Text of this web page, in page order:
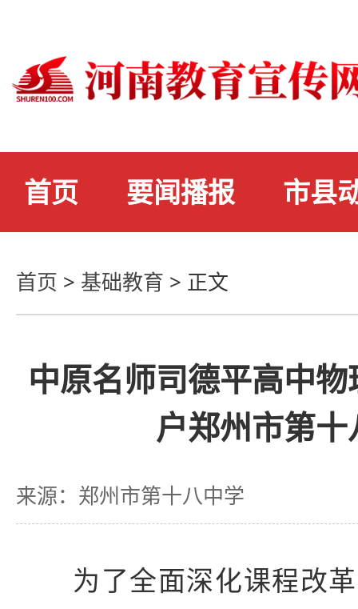
首页 要闻播报 市县
首页 > 基础教育 > 正文
中原名师司德平高中
户郑州市第
来源：郑州市第十八中学
为了全面深化课程改革